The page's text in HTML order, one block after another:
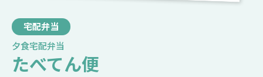
宅配弁当
夕食宅配弁当
たべてん便